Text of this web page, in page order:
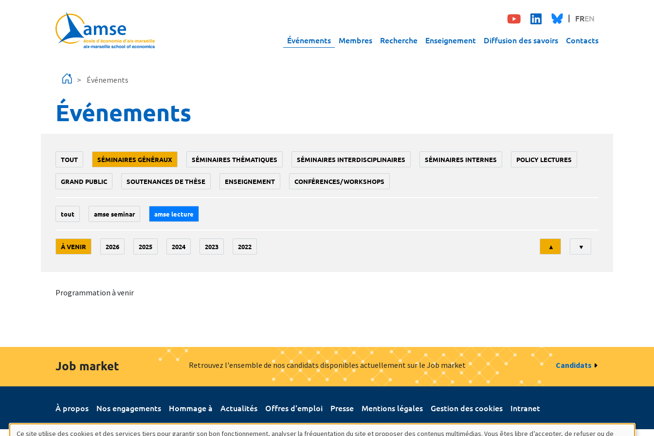
FREN
Événements Membres Recherche Enseignement Diffusion des savoirs Contacts
Événements
Événements
TOUT SÉMINAIRES GÉNÉRAUX SÉMINAIRES THÉMATIQUES SÉMINAIRES INTERDISCIPLINAIRES SÉMINAIRES INTERNES POLICY LECTURES
GRAND PUBLIC SOUTENANCES DE THÈSE ENSEIGNEMENT CONFÉRENCES/WORKSHOPS
tout amse seminar amse lecture
À VENIR 2026 2025 2024 2023 2022
Tri
▲ ▼
Programmation à venir
Job market Retrouvez l'ensemble de nos candidats disponibles actuellement sur le Job market Candidats
À propos Nos engagements Hommage à Actualités Offres d'emploi Presse Mentions légales Gestion des cookies Intranet
Ce site utilise des cookies et des services tiers pour garantir son bon fonctionnement, analyser la fréquentation du site et proposer des contenus multimédias. Vous êtes libre d’accepter, de refuser ou de